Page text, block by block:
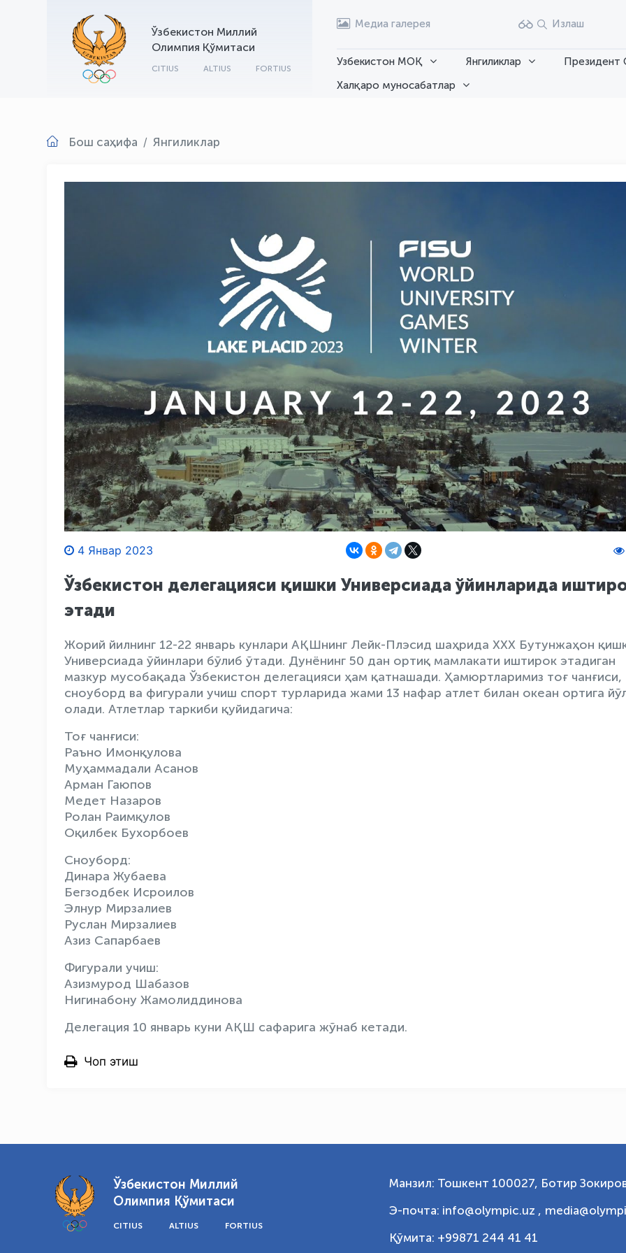
Ўзбекистон Миллий
Олимпия Қўмитаси
CITIUS ALTIUS FORTIUS
Медиа галерея Излаш
Узбекистон МОҚ Янгиликлар
Президент
Халқаро муносабатлар
Бош саҳифа Янгиликлар
4 Январ 2023
Ўзбекистон делегацияси қишки Универсиада ўйинларида
этади
Жорий йилнинг 12-22 январь кунлари АҚШнинг Лейк-Плэсид шаҳрида ХХХ Бутунжаҳон
Универсиада ўйинлари бўлиб ўтади. Дунёнинг 50 дан ортиқ мамлакати иштирок этадиган
мазкур мусобақада Ўзбекистон делегацияси ҳам қатнашади. Ҳамюртларимиз тоғ чанғиси,
сноуборд ва фигурали учиш спорт турларида жами 13 нафар атлет билан океан ортига
олади. Атлетлар таркиби қуйидагича:
Тоғ чанғиси:
Раъно Имонқулова
Муҳаммадали Асанов
Арман Гаюпов
Медет Назаров
Ролан Раимқулов
Оқилбек Бухорбоев
Сноуборд:
Динара Жубаева
Бегзодбек Исроилов
Элнур Мирзалиев
Руслан Мирзалиев
Азиз Сапарбаев
Фигурали учиш:
Азизмурод Шабазов
Нигинабону Жамолиддинова
Делегация 10 январь куни АҚШ сафарига жўнаб кетади.
Чоп этиш
Ўзбекистон Миллий
Олимпия Қўмитаси
CITIUS ALTIUS FORTIUS
Манзил: Тошкент 100027, Ботир
Э-почта: info@olympic.uz ,
Қўмита: +99871 244 41 41